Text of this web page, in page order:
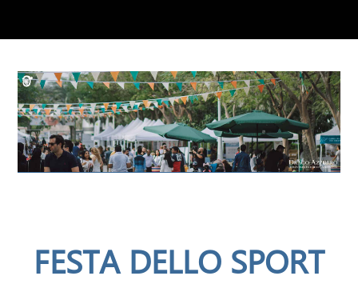
FESTA DELLO SPORT